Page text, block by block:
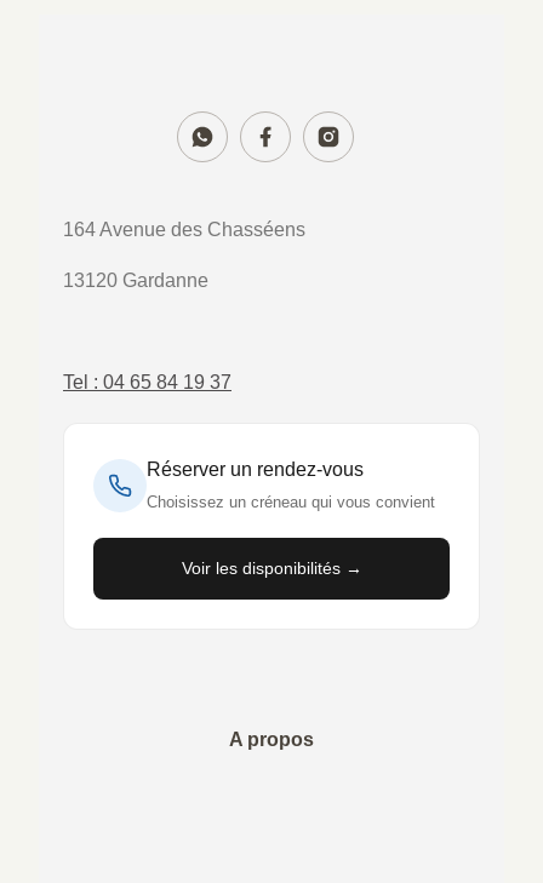
164 Avenue des Chasséens
13120 Gardanne
Tel : 04 65 84 19 37
Réserver un rendez-vous
Choisissez un créneau qui vous convient
Voir les disponibilités →
A propos